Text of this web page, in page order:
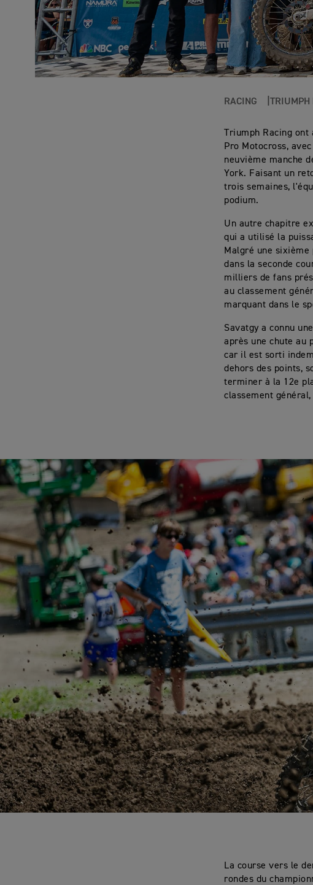
RACING TRIUMPH
Triumph Racing
Pro Motocross,
neuvième manche
York. Faisant un
trois semaines,
podium.
Un autre chapitre
qui a utilisé la
Malgré une
dans la seconde
milliers de fans
au classement
marquant dans le
Savatgy a connu
après une chute au
car il est sorti
dehors des points,
terminer à la 12e
classement
La course vers le
rondes du